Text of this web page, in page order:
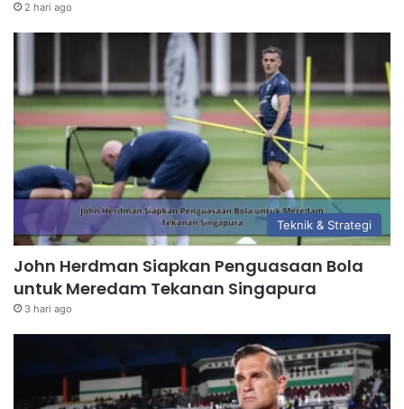
2 hari ago
Teknik & Strategi
John Herdman Siapkan Penguasaan Bola
untuk Meredam Tekanan Singapura
3 hari ago